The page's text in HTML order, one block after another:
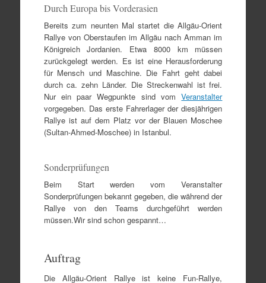
Durch Europa bis Vorderasien
Bereits zum neunten Mal startet die Allgäu-Orient
Rallye von Oberstaufen im Allgäu nach Amman im
Königreich Jordanien. Etwa 8000 km müssen
zurückgelegt werden. Es ist eine Herausforderung
für Mensch und Maschine. Die Fahrt geht dabei
durch ca. zehn Länder. Die Streckenwahl ist frei.
Nur ein paar Wegpunkte sind vomVeranstalter
vorgegeben. Das erste Fahrerlager der diesjährigen
Rallye ist auf dem Platz vor der Blauen Moschee
(Sultan-Ahmed-Moschee) in Istanbul.
Sonderprüfungen
Beim Start werden vom Veranstalter
Sonderprüfungen bekannt gegeben, die während der
Rallye von den Teams durchgeführt werden
müssen.Wir sind schon gespannt…
Auftrag
Die Allgäu-Orient Rallye ist keine Fun-Rallye,